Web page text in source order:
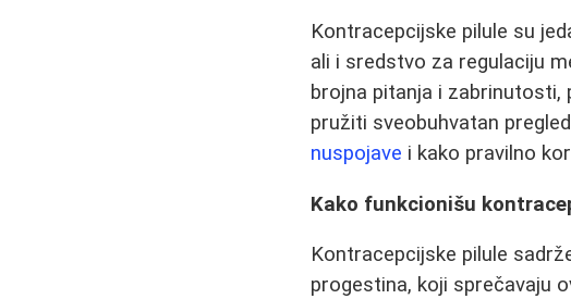
Kontracepcijske pilule su
ali i sredstvo za regulaciju
brojna pitanja i zabrinutosti,
pružiti sveobuhvatan
nuspojave i kako pravilno
Kako funkcionišu
Kontracepcijske pilule
progestina, koji sprečavaju